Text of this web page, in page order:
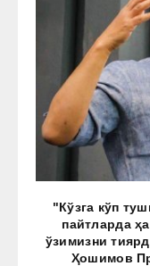
"Кўзга кўп
пайтларда
ўзимизни
Ҳошимов